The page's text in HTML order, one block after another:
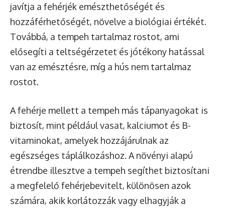
javítja a fehérjék emészthetőségét és
hozzáférhetőségét, növelve a biológiai értékét.
Továbbá, a tempeh tartalmaz rostot, ami
elősegíti a teltségérzetet és jótékony hatással
van az emésztésre, míg a hús nem tartalmaz
rostot.
A fehérje mellett a tempeh más tápanyagokat is
biztosít, mint például vasat, kalciumot és B-
vitaminokat, amelyek hozzájárulnak az
egészséges táplálkozáshoz. A növényi alapú
étrendbe illesztve a tempeh segíthet biztosítani
a megfelelő fehérjebevitelt, különösen azok
számára, akik korlátozzák vagy elhagyják a